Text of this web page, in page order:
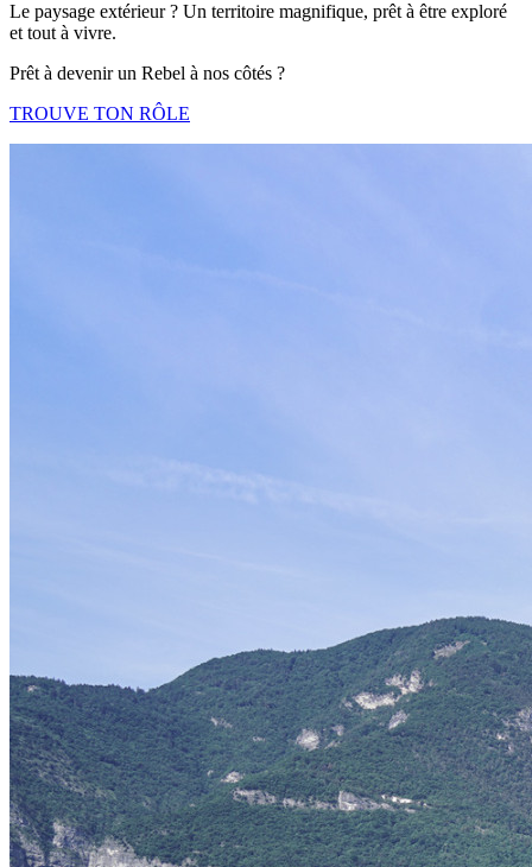
Le paysage extérieur ? Un territoire magnifique, prêt à être exploré
et tout à vivre.
Prêt à devenir un Rebel à nos côtés ?
TROUVE TON RÔLE